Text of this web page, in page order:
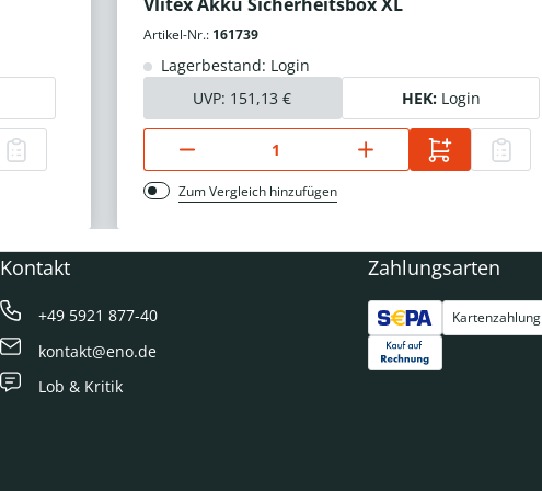
Artikel-Nr.: 161739
Lagerbestand: Login
UVP: 151,13 € HEK: Login
Zum Vergleich hinzufügen
Kontakt
+49 5921 877-40
kontakt@eno.de
Lob & Kritik
Zahlungsarten
Kartenzahlung